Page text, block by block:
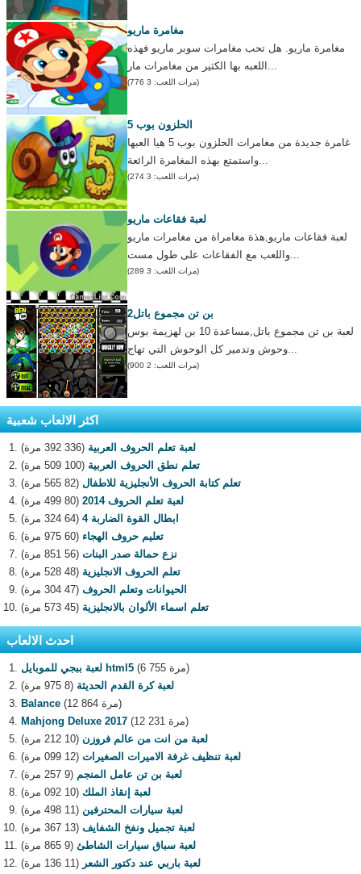
مغامرة ماريو
مغامرة ماريو. هل تحب مغامرات سوبر ماريو فهذه
اللعبه بها الكثير من مغامرات مار...
(مرات اللعب: 3 776)
الحلزون بوب 5
غامرة جديدة من مغامرات الحلزون بوب 5 هيا العبها
واستمتع بهذه المغامرة الرائعة...
(مرات اللعب: 3 274)
لعبة فقاعات ماريو
لعبة فقاعات ماريو,هذة مغامراة من مغامرات ماريو
واللعب مع الفقاعات على طول مست...
(مرات اللعب: 3 289)
بن تن مجموع باتل2
لعبة بن تن مجموع باتل,مساعدة 10 بن لهزيمة بوس
وحوش وتدمير كل الوحوش التي تهاج...
(مرات اللعب: 2 900)
اكثر الالعاب شعبية
لعبة تعلم الحروف العربية (336 392 مرة)
تعلم نطق الحروف العربية (100 509 مرة)
تعلم كتابة الحروف الأنجليزية للاطفال (82 565 مرة)
لعبة تعلم الحروف 2014
(80 499 مرة)
ابطال القوة الضاربة 4
(64 324 مرة)
تعليم حروف الهجاء (60 975 مرة)
نزع حمالة صدر البنات (56 851 مرة)
تعلم الحروف الانجليزية (48 528 مرة)
الحيوانات وتعلم الحروف (47 304 مرة)
تعلم اسماء الألوان بالانجليزية (45 573 مرة)
احدث الالعاب
لعبة ببجي للموبايل html5
(6 755 مرة)
لعبة كرة القدم الحديثة (8 975 مرة)
Balance
(12 864 مرة)
Mahjong Deluxe 2017
(12 231 مرة)
لعبة من انت من عالم فروزن (10 212 مرة)
لعبة تنظيف غرفة الاميرات الصغيرات (12 099 مرة)
لعبة بن تن عامل المنجم (9 257 مرة)
لعبة إنقاذ الملك (10 092 مرة)
لعبة سيارات المحترفين (11 498 مرة)
لعبة تجميل ونفخ الشفايف (13 367 مرة)
لعبة سباق سيارات الشاطئ (9 865 مرة)
لعبة باربي عند دكتور الشعر (11 136 مرة)